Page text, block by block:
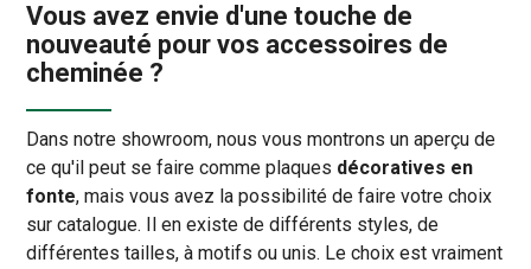
Vous avez envie d'une touche de
nouveauté pour vos accessoires de
cheminée ?
Dans notre showroom, nous vous montrons un aperçu de
ce qu'il peut se faire comme plaques décoratives en
fonte, mais vous avez la possibilité de faire votre choix
sur catalogue. Il en existe de différents styles, de
différentes tailles, à motifs ou unis. Le choix est vraiment